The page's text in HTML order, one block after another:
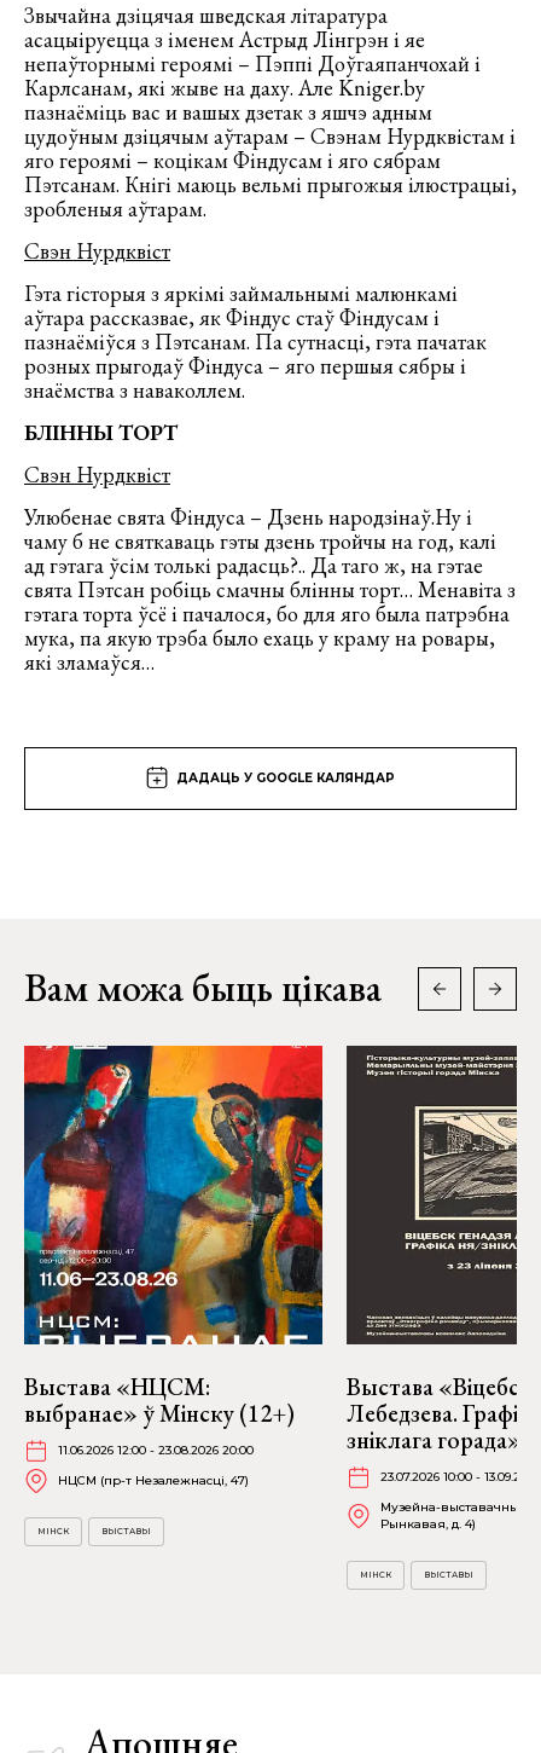
Звычайна дзіцячая шведская літаратура
асацыіруецца з іменем Астрыд Лінгрэн і яе
непаўторнымі героямі – Пэппі Доўгаяпанчохай і
Карлсанам, які жыве на даху. Але Kniger.by
пазнаёмiць вас и вашых дзетак з яшчэ адным
цудоўным дзіцячым аўтарам – Свэнам Нурдквістам і
яго героямі – коцікам Фіндусам і яго сябрам
Пэтсанам. Кнігі маюць вельмі прыгожыя ілюстрацыі,
зробленыя аўтарам.
Свэн Нурдквіст
Гэта гісторыя з яркімі займальнымі малюнкамі
аўтара рассказвае, як Фіндус стаў Фіндусам і
пазнаёміўся з Пэтсанам. Па сутнасці, гэта пачатак
розных прыгодаў Фіндуса – яго першыя сябры і
знаёмства з наваколлем.
БЛІННЫ ТОРТ
Свэн Нурдквіст
Улюбенае свята Фіндуса – Дзень народзінаў.Ну і
чаму б не святкаваць гэты дзень тройчы на год, калі
ад гэтага ўсім толькі радасць?.. Да таго ж, на гэтае
свята Пэтсан робіць смачны блінны торт… Менавіта з
гэтага торта ўсё і пачалося, бо для яго была патрэбна
мука, па якую трэба было ехаць у краму на ровары,
які зламаўся…
ДАДАЦЬ У GOOGLE КАЛЯНДАР
Вам можа быць цікава
Выстава «НЦСМ:
выбранае» ў Мінску (12+)
11.06.2026 12:00 - 23.08.2026 20:00
НЦСМ (пр-т Незалежнасці, 47)
МІНСК ВЫСТАВЫ
Выстава «Віцебск
Лебедзева.
зніклага горада»
23.07.2026 10:00 -
Музейна-выставачны
Рынкавая, д. 4)
МІНСК ВЫСТАВЫ